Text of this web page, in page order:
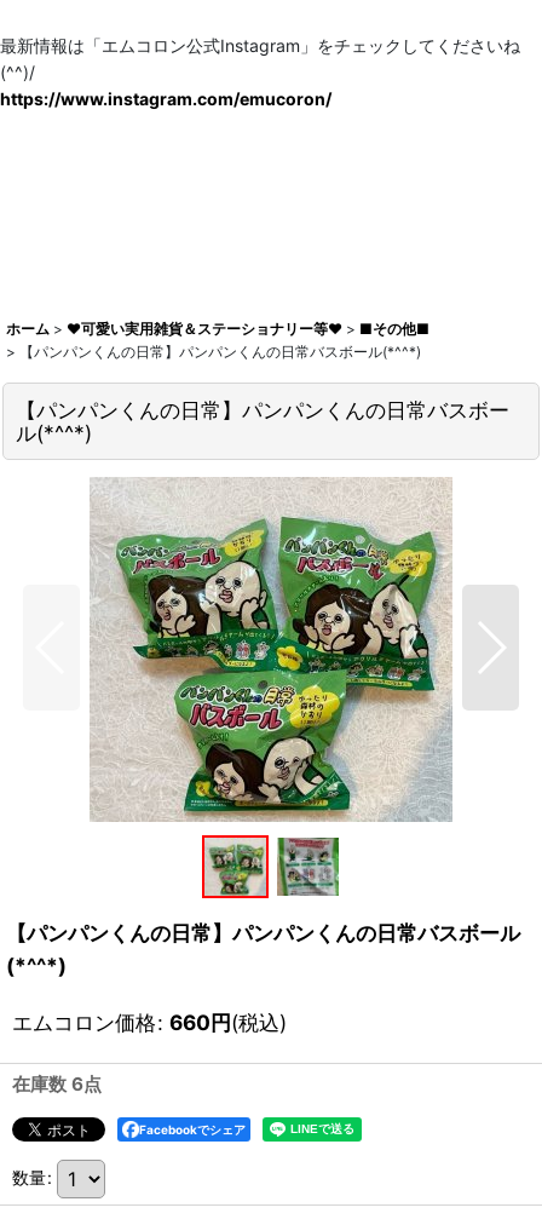
最新情報は「エムコロン公式Instagram」をチェックしてくださいね
(^^)/
https://www.instagram.com/emucoron/
ホーム > ♥可愛い実用雑貨＆ステーショナリー等♥ > ■その他■
>
【パンパンくんの日常】パンパンくんの日常バスボール(*^^*)
【パンパンくんの日常】パンパンくんの日常バスボー
ル(*^^*)
【パンパンくんの日常】パンパンくんの日常バスボール
(*^^*)
エムコロン価格: 660円(税込)
在庫数 6点
Facebookでシェア
数量: